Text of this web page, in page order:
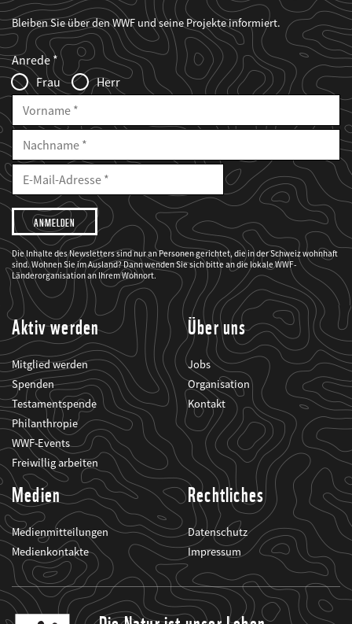
Bleiben Sie über den WWF und seine Projekte informiert.
Web2Case
Infofelder
Fieldset
anrede_name
Anrede
Frau
Herr
Vorname
Nachname
E-
Mailadresse
E-
Adresse
Ich
möchte,
dass
der
WWF
mich
über
seine
Projekte
informiert.
Die Inhalte des Newsletters sind nur an Personen gerichtet, die in der Schweiz wohnhaft
sind. Wohnen Sie im Ausland? Dann wenden Sie sich bitte an die lokale WWF-
Länderorganisation an Ihrem Wohnort.
Aktiv werden
Mitglied werden
Spenden
Testamentspende
Philanthropie
WWF-Events
Freiwillig arbeiten
Über uns
Jobs
Organisation
Kontakt
Medien
Medienmitteilungen
Medienkontakte
Rechtliches
Datenschutz
Impressum